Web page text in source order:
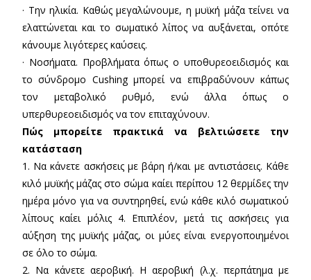
· Την ηλικία. Καθώς μεγαλώνουμε, η μυϊκή μάζα τείνει να
ελαττώνεται και το σωματικό λίπος να αυξάνεται, οπότε
κάνουμε λιγότερες καύσεις.
· Νοσήματα. Προβλήματα όπως ο υποθυρεοειδισμός και
το σύνδρομο Cushing μπορεί να επιβραδύνουν κάπως
τον μεταβολικό ρυθμό, ενώ άλλα όπως ο
υπερθυρεοειδισμός να τον επιταχύνουν.
Πώς μπορείτε πρακτικά να βελτιώσετε την
κατάσταση
1. Να κάνετε ασκήσεις με βάρη ή/και με αντιστάσεις. Κάθε
κιλό μυϊκής μάζας στο σώμα καίει περίπου 12 θερμίδες την
ημέρα μόνο για να συντηρηθεί, ενώ κάθε κιλό σωματικού
λίπους καίει μόλις 4. Επιπλέον, μετά τις ασκήσεις για
αύξηση της μυϊκής μάζας, οι μύες είναι ενεργοποιημένοι
σε όλο το σώμα.
2. Να κάνετε αεροβική. Η αεροβική (λ.χ. περπάτημα με